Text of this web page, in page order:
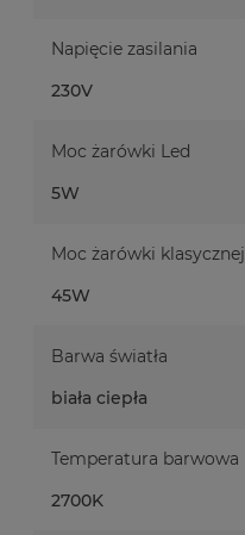
Napięcie zasilania
230V
Moc żarówki Led
5W
Moc żarówki klasycznej
45W
Barwa światła
biała ciepła
Temperatura barwowa
2700K